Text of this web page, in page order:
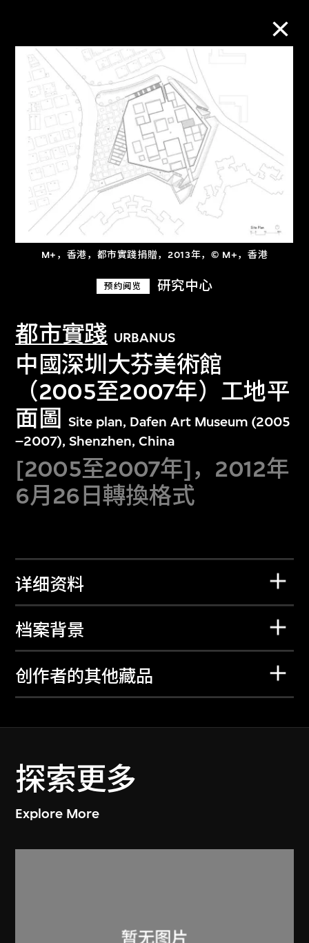
M+，香港，都市實踐捐贈，2013年，© M+，香港
预约阅览 研究中心
都市實踐 URBANUS
中國深圳大芬美術館
（2005至2007年）工地平
面圖
Site plan, Dafen Art Museum (2005
–2007), Shenzhen, China
[2005至2007年]，2012年
6月26日轉換格式
详细资料
档案背景
创作者的其他藏品
探索更多
Explore More
M+藏品
进一步筛选
关于M+藏品
探索世界顶级的二十及二十一世纪视觉
文化藏品。